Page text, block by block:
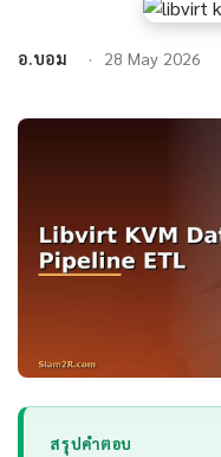
อ.บอม 28 May 2026
สรุปคำตอบ